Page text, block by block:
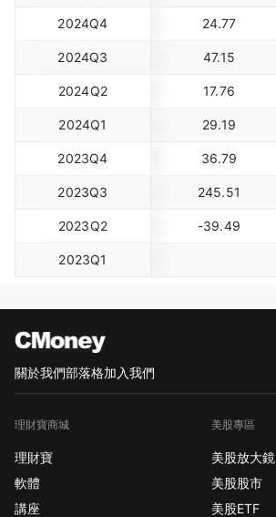
2024Q4 24.77
2024Q3 47.15
2024Q2 17.76
2024Q1 29.19
2023Q4 36.79
2023Q3 245.51
2023Q2 -39.49
2023Q1
關於我們部落格加入我們
理財寶商城
理財寶
軟體
講座
美股專區
美股放大鏡
美股股市
美股ETF